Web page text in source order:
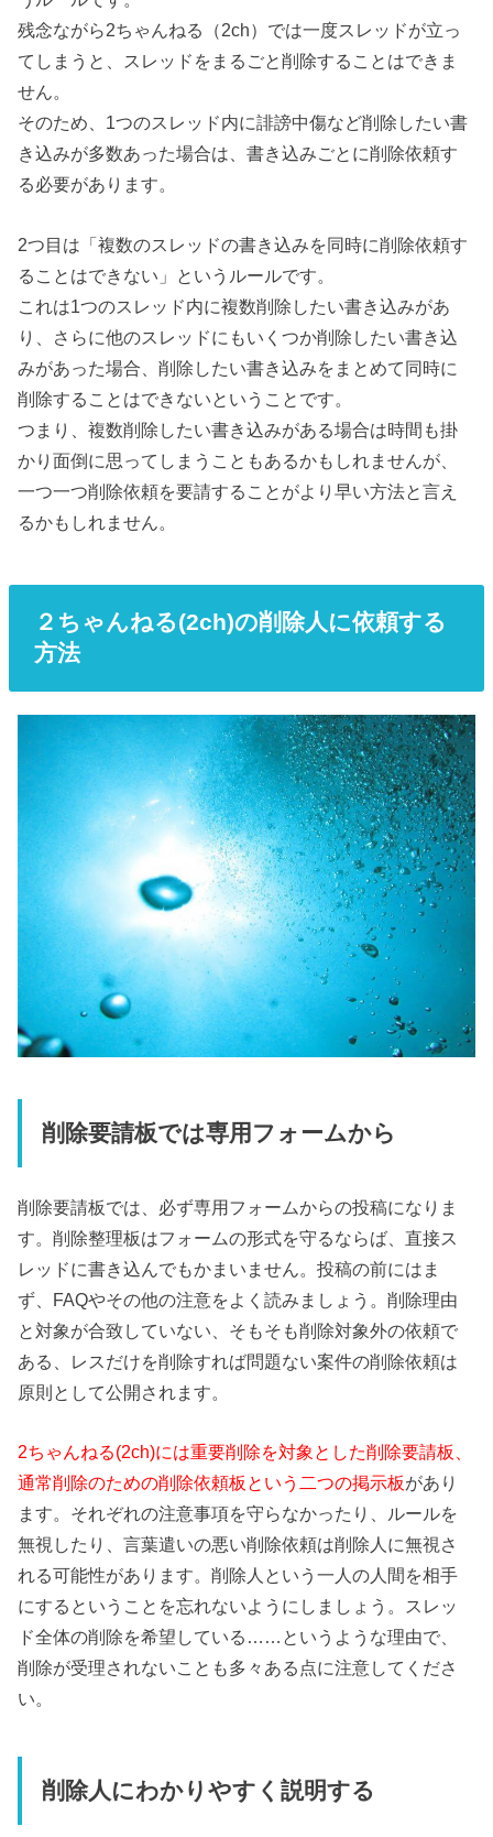
残念ながら2ちゃんねる（2ch）では一度スレッドが立っ
てしまうと、スレッドをまるごと削除することはできま
せん。
そのため、1つのスレッド内に誹謗中傷など削除したい書
き込みが多数あった場合は、書き込みごとに削除依頼す
る必要があります。
2つ目は「複数のスレッドの書き込みを同時に削除依頼す
ることはできない」というルールです。
これは1つのスレッド内に複数削除したい書き込みがあ
り、さらに他のスレッドにもいくつか削除したい書き込
みがあった場合、削除したい書き込みをまとめて同時に
削除することはできないということです。
つまり、複数削除したい書き込みがある場合は時間も掛
かり面倒に思ってしまうこともあるかもしれませんが、
一つ一つ削除依頼を要請することがより早い方法と言え
るかもしれません。
２ちゃんねる(2ch)の削除人に依頼する
方法
削除要請板では専用フォームから
削除要請板では、必ず専用フォームからの投稿になりま
す。削除整理板はフォームの形式を守るならば、直接ス
レッドに書き込んでもかまいません。投稿の前にはま
ず、FAQやその他の注意をよく読みましょう。削除理由
と対象が合致していない、そもそも削除対象外の依頼で
ある、レスだけを削除すれば問題ない案件の削除依頼は
原則として公開されます。
2ちゃんねる(2ch)には重要削除を対象とした削除要請板、
通常削除のための削除依頼板という二つの掲示板があり
ます。それぞれの注意事項を守らなかったり、ルールを
無視したり、言葉遣いの悪い削除依頼は削除人に無視さ
れる可能性があります。削除人という一人の人間を相手
にするということを忘れないようにしましょう。スレッ
ド全体の削除を希望している……というような理由で、
削除が受理されないことも多々ある点に注意してくださ
い。
削除人にわかりやすく説明する